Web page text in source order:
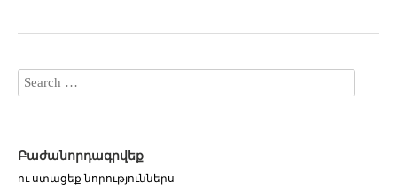
Բաժանորդագրվեք
ու ստացեք նորություններս